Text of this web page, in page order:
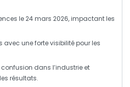
le 24 mars 2026, impactant les
avec une forte visibilité pour les
confusion dans l’industrie et
résultats.